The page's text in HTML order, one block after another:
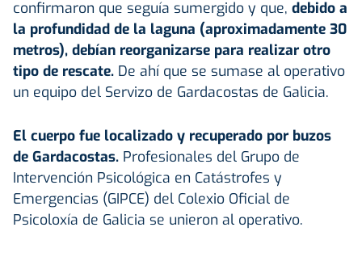
confirmaron que seguía sumergido y que, debido a
la profundidad de la laguna (aproximadamente 30
metros), debían reorganizarse para realizar otro
tipo de rescate. De ahí que se sumase al operativo
un equipo del Servizo de Gardacostas de Galicia.
El cuerpo fue localizado y recuperado por buzos
de Gardacostas. Profesionales del Grupo de
Intervención Psicológica en Catástrofes y
Emergencias (GIPCE) del Colexio Oficial de
Psicoloxía de Galicia se unieron al operativo.